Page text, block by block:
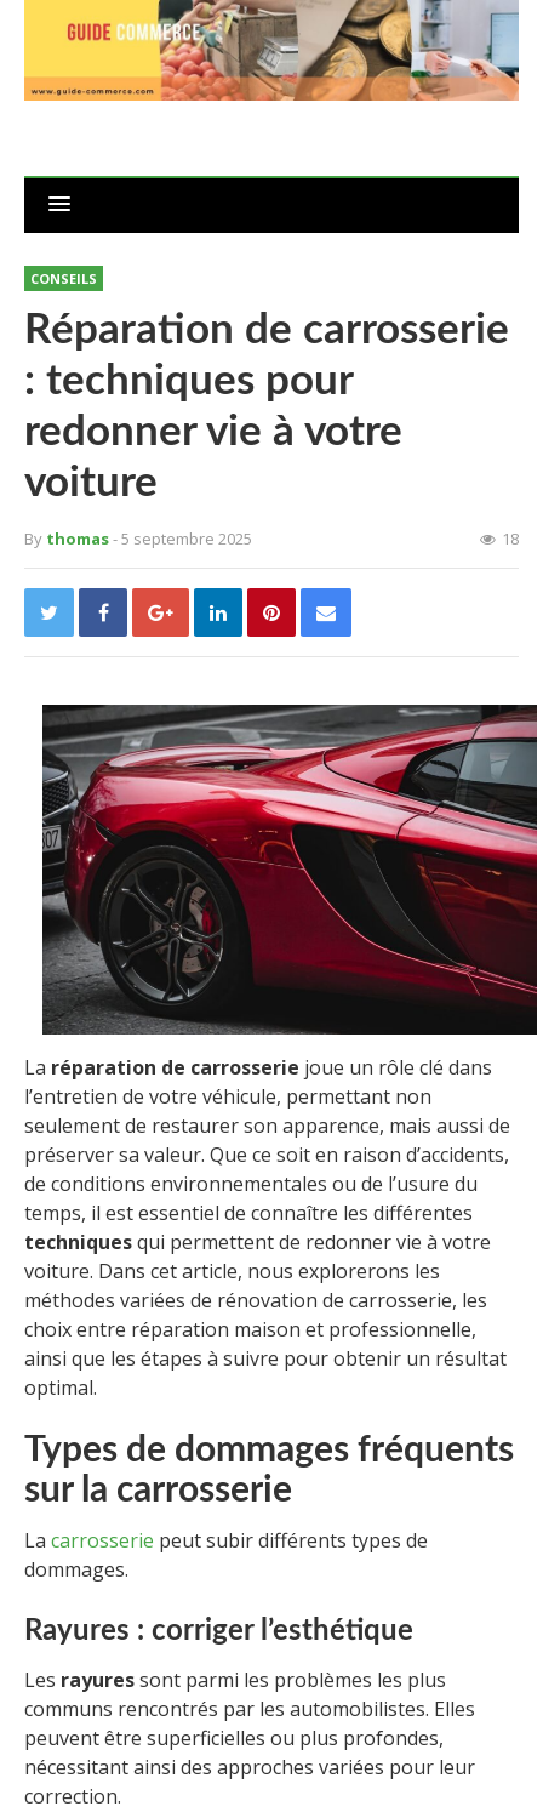
CONSEILS
Réparation de carrosserie
: techniques pour
redonner vie à votre
voiture
By thomas- 5 septembre 2025 18
La réparation de carrosserie joue un rôle clé dans
l’entretien de votre véhicule, permettant non
seulement de restaurer son apparence, mais aussi de
préserver sa valeur. Que ce soit en raison d’accidents,
de conditions environnementales ou de l’usure du
temps, il est essentiel de connaître les différentes
techniquesqui permettent de redonner vie à votre
voiture. Dans cet article, nous explorerons les
méthodes variées de rénovation de carrosserie, les
choix entre réparation maison et professionnelle,
ainsi que les étapes à suivre pour obtenir un résultat
optimal.
Types de dommages fréquents
sur la carrosserie
La carrosserie peut subir différents types de
dommages.
Rayures : corriger l’esthétique
Les rayuressont parmi les problèmes les plus
communs rencontrés par les automobilistes. Elles
peuvent être superficielles ou plus profondes,
nécessitant ainsi des approches variées pour leur
correction.